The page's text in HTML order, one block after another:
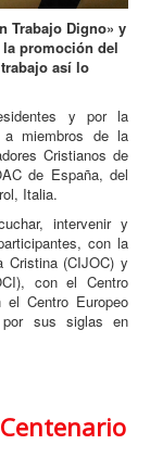
Trabajo Digno» y
promoción del
así lo
y por la
a miembros de la
Cristianos de
de España, del
Italia.
intervenir y
con la
Cristina (CIJOC) y
con el Centro
Centro Europeo
sus siglas en